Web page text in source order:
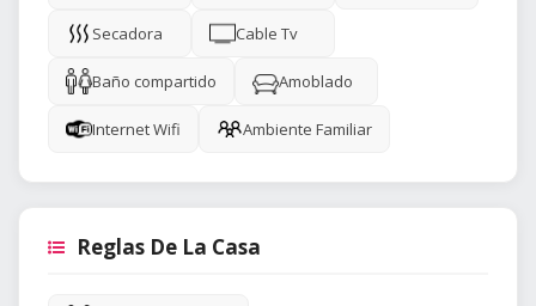
Secadora Cable Tv
Baño compartido Amoblado
Internet Wifi Ambiente Familiar
Reglas De La Casa